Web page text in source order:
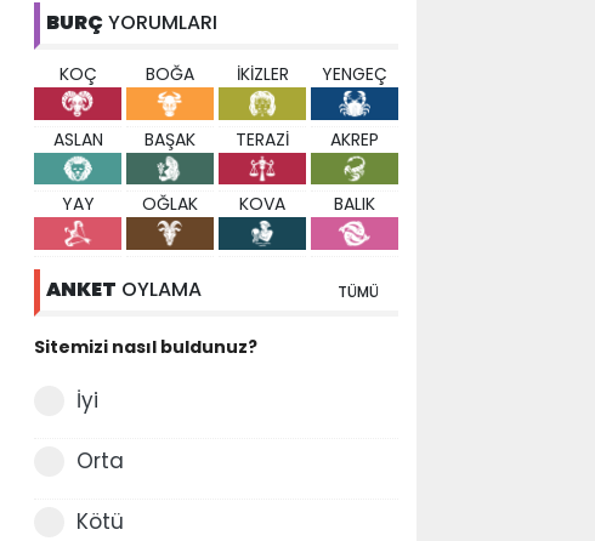
BURÇ YORUMLARI
KOÇ BOĞA İKİZLER YENGEÇ
ASLAN BAŞAK TERAZİ AKREP
YAY OĞLAK KOVA BALIK
ANKET OYLAMA TÜMÜ
Sitemizi nasıl buldunuz?
İyi
Orta
Kötü